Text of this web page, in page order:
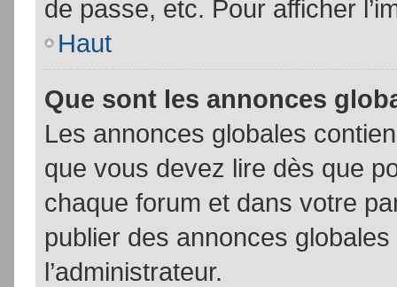
de passe, etc. Pour afficher
Haut
Que sont les annonces
Les annonces globales
que vous devez lire dès que
chaque forum et dans votre
publier des annonces
l’administrateur.